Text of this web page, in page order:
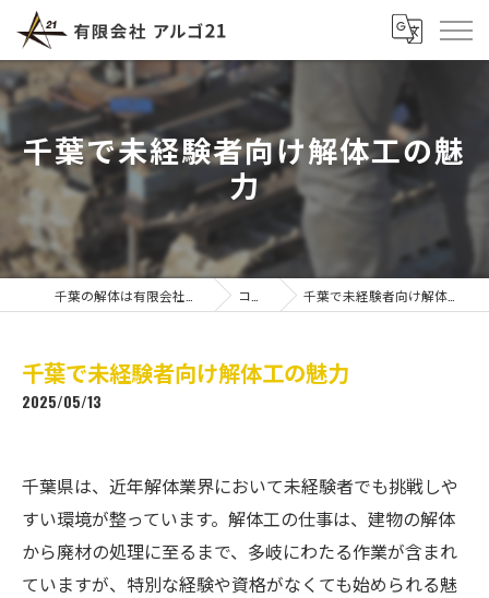
千葉で未経験者向け解体工の魅
力
コラム 千葉で未経験者向け解体工の魅力
千葉で未経験者向け解体工の魅力
2025/05/13
千葉県は、近年解体業界において未経験者でも挑戦しや
すい環境が整っています。解体工の仕事は、建物の解体
から廃材の処理に至るまで、多岐にわたる作業が含まれ
ていますが、特別な経験や資格がなくても始められる魅